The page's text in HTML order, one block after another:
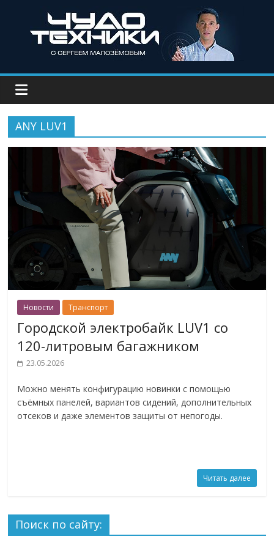
ANY LUV1
Новости Транспорт
Городской электробайк LUV1 со
120-литровым багажником
23.05.2026
Можно менять конфигурацию новинки с помощью
съёмных панелей, вариантов сидений, дополнительных
отсеков и даже элементов защиты от непогоды.
Читать далее
Поиск по сайту: